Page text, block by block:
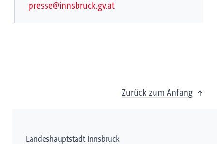
presse@innsbruck.gv.at
Zurück zum Anfang
Landeshauptstadt Innsbruck